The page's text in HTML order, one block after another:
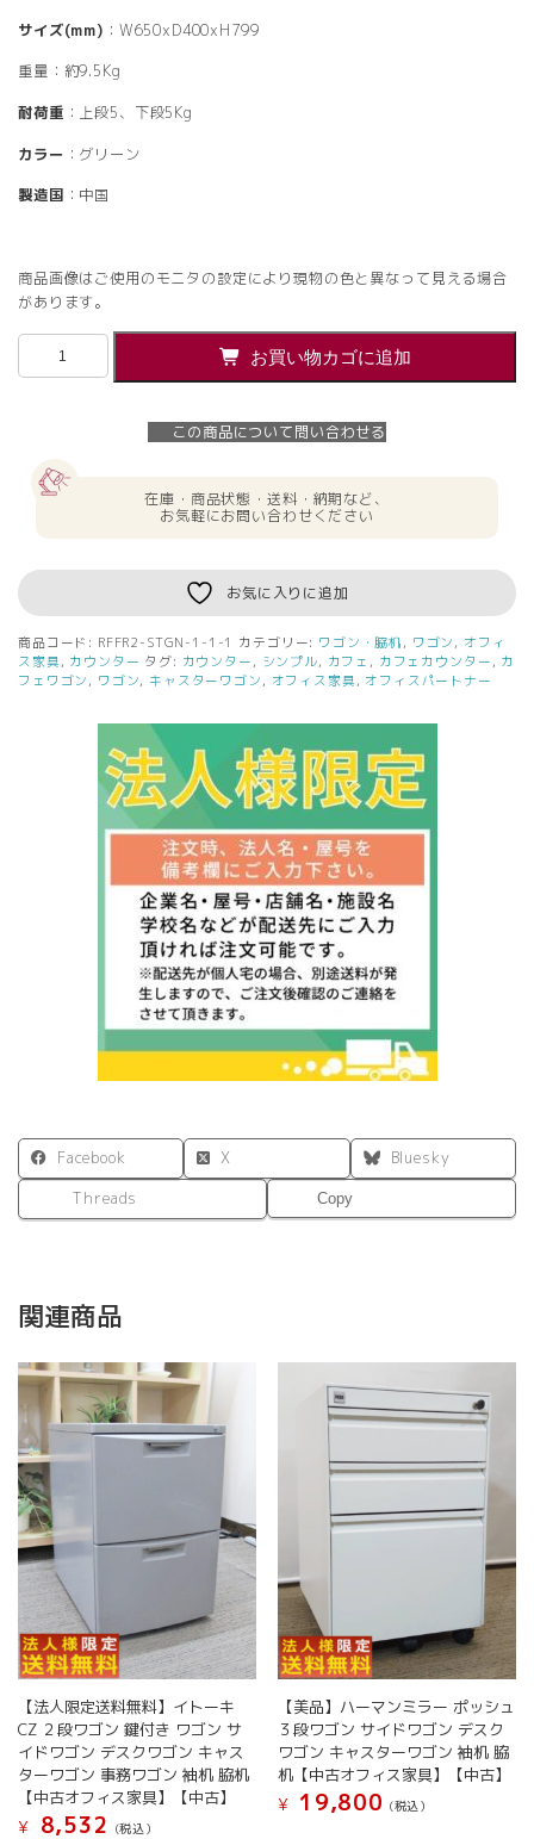
サイズ(mm) ：W650xD400xH799
重量：約9.5Kg
耐荷重 ：上段5、下段5Kg
カラー ：グリーン
製造国 ：中国
商品画像はご使用のモニタの設定により現物の色と異なって見える場合
があります。
【法
チ
ー
フ
ァ
お買い物カゴに追加
この商品について問い合わせる
在庫・商品状態・送料・納期など、
お気軽にお問い合わせください
お気に入りに追加
商品コード: RFFR2-STGN-1-1-1 カテゴリー: ワゴン・脇机 , ワゴン , オフィ
ス家具 , カウンター タグ: カウンター , シンプル, カフェ , カフェカウンター , カ
フェワゴン , ワゴン, キャスターワゴン , オフィス家具 , オフィスパートナー
Facebook X
Bluesky
Threads
Copy
関連商品
【法人限定送料無料】イトーキ
CZ ２段ワゴン 鍵付き ワゴン サ
イドワゴン デスクワゴン キャス
ターワゴン 事務ワゴン 袖机 脇机
【中古オフィス家具】【中古】
¥
8,532 (税込）
【美品】ハーマンミラー ポッシュ
３段ワゴン サイドワゴン デスク
ワゴン キャスターワゴン 袖机 脇
机【中古オフィス家具】【中古】
¥
19,800 (税込）